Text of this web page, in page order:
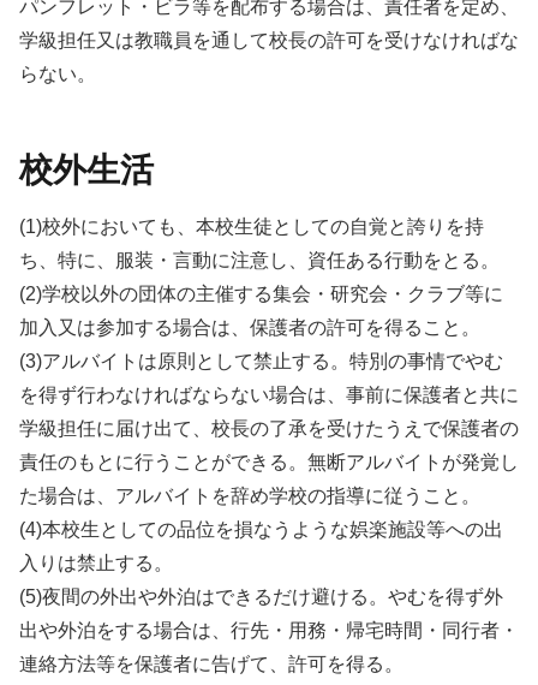
パンフレット・ビラ等を配布する場合は、責任者を定め、
学級担任又は教職員を通して校長の許可を受けなければな
らない。
校外生活
(1)校外においても、本校生徒としての自覚と誇りを持
ち、特に、服装・言動に注意し、資任ある行動をとる。
(2)学校以外の団体の主催する集会・研究会・クラブ等に
加入又は参加する場合は、保護者の許可を得ること。
(3)アルバイトは原則として禁止する。特別の事情でやむ
を得ず行わなければならない場合は、事前に保護者と共に
学級担任に届け出て、校長の了承を受けたうえで保護者の
責任のもとに行うことができる。無断アルバイトが発覚し
た場合は、アルバイトを辞め学校の指導に従うこと。
(4)本校生としての品位を損なうような娯楽施設等への出
入りは禁止する。
(5)夜間の外出や外泊はできるだけ避ける。やむを得ず外
出や外泊をする場合は、行先・用務・帰宅時間・同行者・
連絡方法等を保護者に告げて、許可を得る。